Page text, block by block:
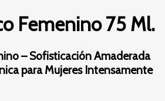
Femenino 75 Ml.
– Sofisticación Amaderada
para Mujeres Intensamente